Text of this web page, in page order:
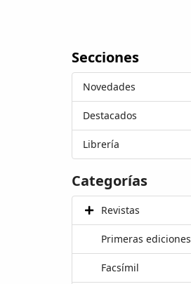
Secciones
Novedades
Destacados
Librería
Categorías
Revistas
Primeras ediciones
Facsímil